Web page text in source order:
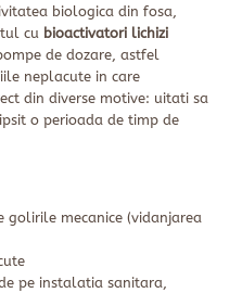
biologica din fosa,
cu bioactivatori lichizi
de dozare, astfel
neplacute in care
din diverse motive: uitati sa
o perioada de timp de
golirile mecanice (vidanjarea
pe instalatia sanitara,